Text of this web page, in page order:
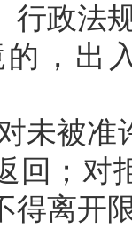
行政法
，出
未被准
回；对
得离开